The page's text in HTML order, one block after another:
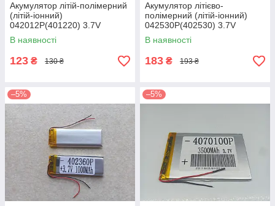
Акумулятор літій-полімерний
(літій-іонний)
042012P(401220) 3.7V
150mAh
В наявності
123 ₴ 130 ₴
Акумулятор літієво-
полімерний (літій-іонний)
042530P(402530) 3.7V
350mAh
В наявності
183 ₴ 193 ₴
–5% –5%